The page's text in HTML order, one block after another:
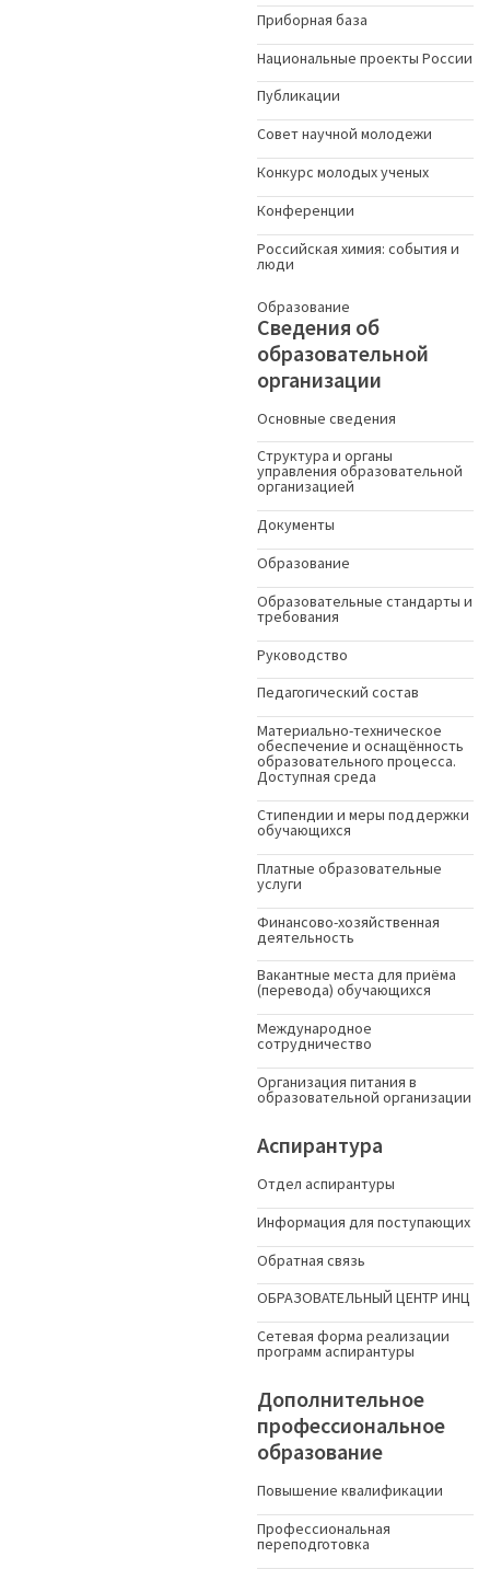
Приборная база
Национальные проекты России
Публикации
Совет научной молодежи
Конкурс молодых ученыx
Конференции
Российская химия: события и
люди
Образование
Сведения об
образовательной
организации
Основные сведения
Структура и органы
управления образовательной
организацией
Документы
Образование
Образовательные стандарты и
требования
Руководство
Педагогический состав
Материально-техническое
обеспечение и оснащённость
образовательного процесса.
Доступная среда
Стипендии и меры поддержки
обучающихся
Платные образовательные
услуги
Финансово-хозяйственная
деятельность
Вакантные места для приёма
(перевода) обучающихся
Международное
сотрудничество
Организация питания в
образовательной организации
Аспирантура
Отдел аспирантуры
Информация для поступающих
Обратная связь
ОБРАЗОВАТЕЛЬНЫЙ ЦЕНТР ИНЦ
Сетевая форма реализации
программ аспирантуры
Дополнительное
профессиональное
образование
Повышение квалификации
Профессиональная
переподготовка